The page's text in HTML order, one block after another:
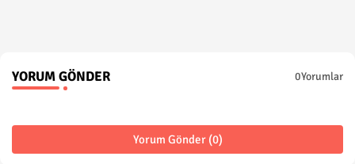
YORUM GÖNDER 0Yorumlar
Yorum Gönder (0)